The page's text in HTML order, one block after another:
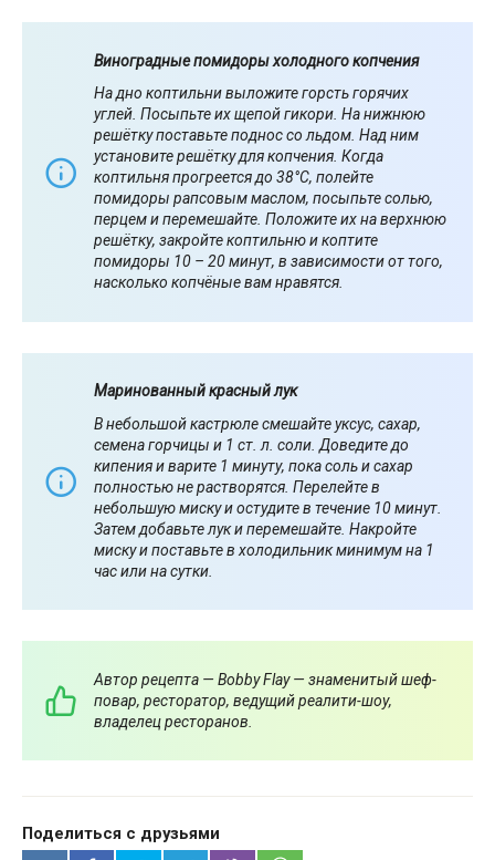
Виноградные помидоры холодного копчения
На дно коптильни выложите горсть горячих
углей. Посыпьте их щепой гикори. На нижнюю
решётку поставьте поднос со льдом. Над ним
установите решётку для копчения. Когда
коптильня прогреется до 38°С, полейте
помидоры рапсовым маслом, посыпьте солью,
перцем и перемешайте. Положите их на верхнюю
решётку, закройте коптильню и коптите
помидоры 10 – 20 минут, в зависимости от того,
насколько копчёные вам нравятся.
Маринованный красный лук
В небольшой кастрюле смешайте уксус, сахар,
семена горчицы и 1 ст. л. соли. Доведите до
кипения и варите 1 минуту, пока соль и сахар
полностью не растворятся. Перелейте в
небольшую миску и остудите в течение 10 минут.
Затем добавьте лук и перемешайте. Накройте
миску и поставьте в холодильник минимум на 1
час или на сутки.
Автор рецепта — Bobby Flay — знаменитый шеф-
повар, ресторатор, ведущий реалити-шоу,
владелец ресторанов.
Поделиться с друзьями